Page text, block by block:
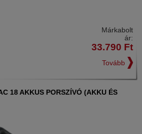
Márkabolt
ár:
33.790 Ft
Tovább
18 AKKUS PORSZÍVÓ (AKKU ÉS